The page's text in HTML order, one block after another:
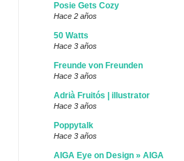
Posie Gets Cozy
Hace 2 años
50 Watts
Hace 3 años
Freunde von Freunden
Hace 3 años
Adrià Fruitós | illustrator
Hace 3 años
Poppytalk
Hace 3 años
AIGA Eye on Design » AIGA